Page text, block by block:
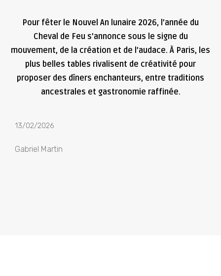
Pour fêter le Nouvel An lunaire 2026, l’année du
Cheval de Feu s’annonce sous le signe du
mouvement, de la création et de l’audace. À Paris, les
plus belles tables rivalisent de créativité pour
proposer des dîners enchanteurs, entre traditions
ancestrales et gastronomie raffinée.
13/02/2026
Gabriel Martin